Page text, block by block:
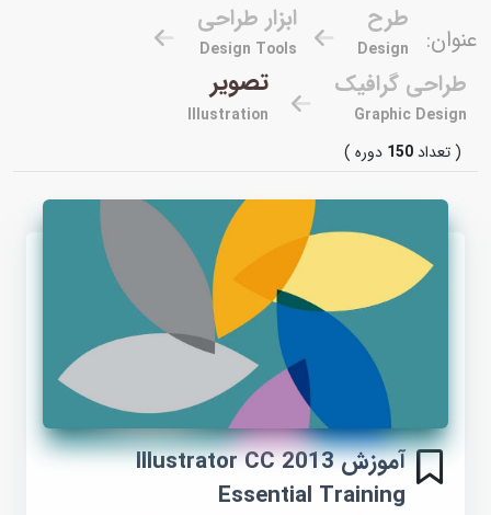
عنوان:
طرح
Design
ابزار طراحی
Design Tools
طراحی گرافیک
Graphic Design
تصویر
Illustration
( تعداد150 دوره )
آموزش Illustrator CC 2013
Essential Training